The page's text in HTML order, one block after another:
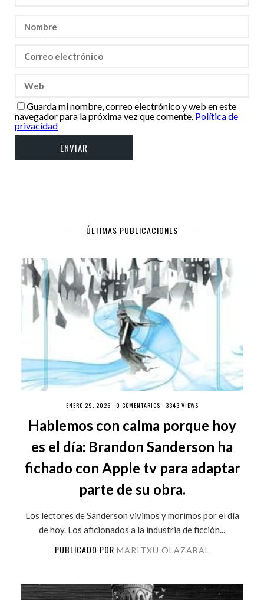
Guarda mi nombre, correo electrónico y web en este
navegador para la próxima vez que comente. Política de
privacidad
ÚLTIMAS PUBLICACIONES
ENERO 29, 2026 · 0 COMENTARIOS · 3343 VIEWS
Hablemos con calma porque hoy
es el día: Brandon Sanderson ha
fichado con Apple tv para adaptar
parte de su obra.
Los lectores de Sanderson vivimos y morimos por el día
de hoy. Los aficionados a la industria de ficción...
PUBLICADO POR MARITXU OLAZABAL